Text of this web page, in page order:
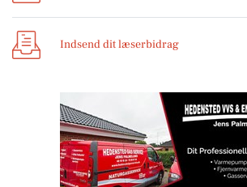
Indsend dit læserbidrag